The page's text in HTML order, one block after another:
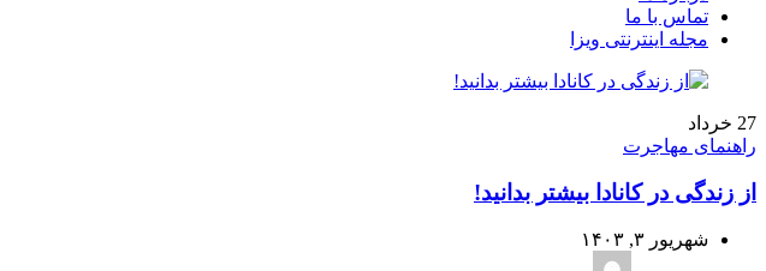
تماس با ما
مجله اینترنتی ویزا
27 خرداد
راهنمای مهاجرت
از زندگی در کانادا بیشتر بدانید!
شهریور ۳, ۱۴۰۳